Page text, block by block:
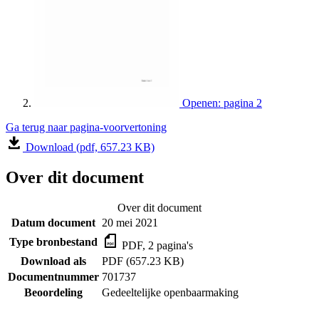
Openen: pagina 2
Ga terug naar pagina-voorvertoning
Download (pdf, 657.23 KB)
Over dit document
Over dit document
Datum document 20 mei 2021
Type bronbestand
PDF, 2 pagina's
Download als
PDF (657.23 KB)
Documentnummer 701737
Beoordeling
Gedeeltelijke openbaarmaking